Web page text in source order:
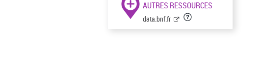
AUTRES RESSOURCES
data.bnf.fr